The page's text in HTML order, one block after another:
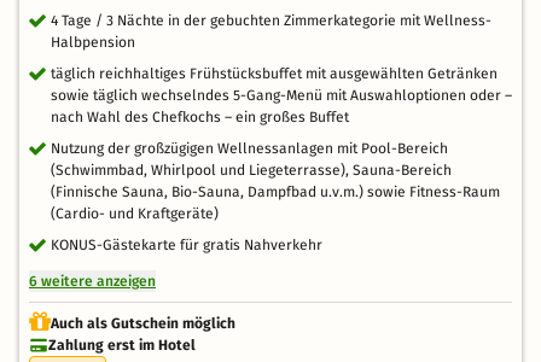
4 Tage / 3 Nächte in der gebuchten Zimmerkategorie mit Wellness-
Halbpension
täglich reichhaltiges Frühstücksbuffet mit ausgewählten Getränken
sowie täglich wechselndes 5-Gang-Menü mit Auswahloptionen oder –
nach Wahl des Chefkochs – ein großes Buffet
Nutzung der großzügigen Wellnessanlagen mit Pool-Bereich
(Schwimmbad, Whirlpool und Liegeterrasse), Sauna-Bereich
(Finnische Sauna, Bio-Sauna, Dampfbad u.v.m.) sowie Fitness-Raum
(Cardio- und Kraftgeräte)
KONUS-Gästekarte für gratis Nahverkehr
6 weitere anzeigen
Auch als Gutschein möglich
Zahlung erst im Hotel